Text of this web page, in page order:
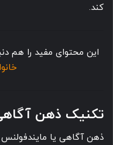
کند.
این محتوای مفید را هم
تکنیک ذهن
ذهن آگاهی یا مایندفولنس